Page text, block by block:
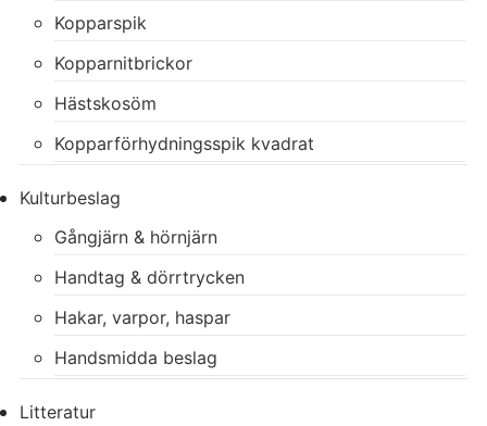
Kopparspik
Kopparnitbrickor
Hästskosöm
Kopparförhydningsspik kvadrat
Kulturbeslag
Gångjärn & hörnjärn
Handtag & dörrtrycken
Hakar, varpor, haspar
Handsmidda beslag
Litteratur